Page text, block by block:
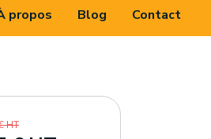
propos Blog Contact
HT